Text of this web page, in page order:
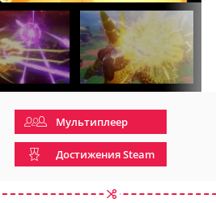
Мультиплеер
Достижения Steam